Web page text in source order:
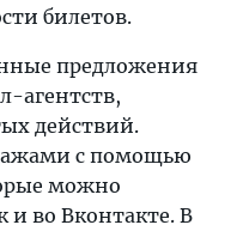
билетов.
предложения
агентств,
действий.
с помощью
можно
и во Вконтакте. В